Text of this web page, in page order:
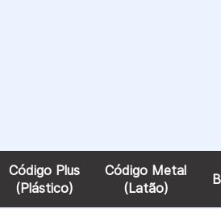
Código Plus
(Plástico)
Código Metal
(Latão)